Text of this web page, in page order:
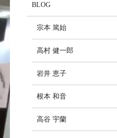
BLOG
宗本 篤始
高村 健一郎
岩井 恵子
根本 和音
高谷 宇蘭